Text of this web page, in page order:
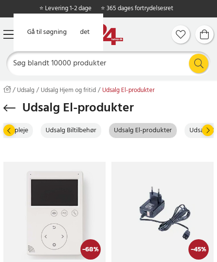
Gå til hovedindholdet
Gå til søgning
⭐ Levering 1-2 dage ⭐ 365 dages fortrydelsesret
Udsalg Udsalg Hjem og fritid Udsalg El-produkter
Udsalg El-produkter
pleje Udsalg Biltilbehør Udsalg El-produkter Udsalg
-68% -45%